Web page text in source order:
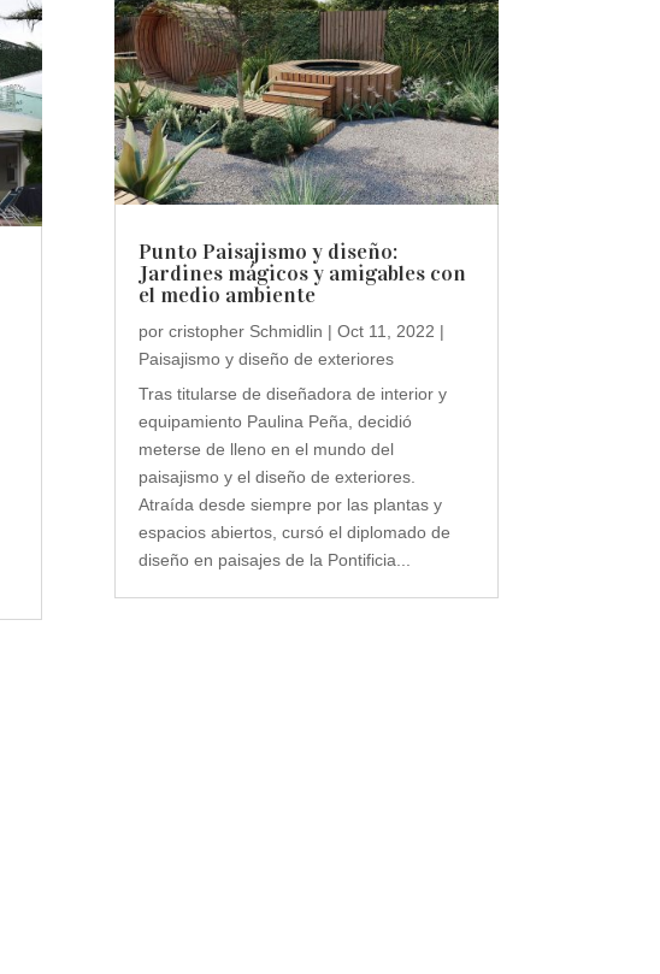
Punto Paisajismo y diseño:
Jardines mágicos y amigables con
el medio ambiente
por cristopher Schmidlin | Oct 11, 2022 |
Paisajismo y diseño de exteriores
Tras titularse de diseñadora de interior y
equipamiento Paulina Peña, decidió
meterse de lleno en el mundo del
paisajismo y el diseño de exteriores.
Atraída desde siempre por las plantas y
espacios abiertos, cursó el diplomado de
diseño en paisajes de la Pontificia...